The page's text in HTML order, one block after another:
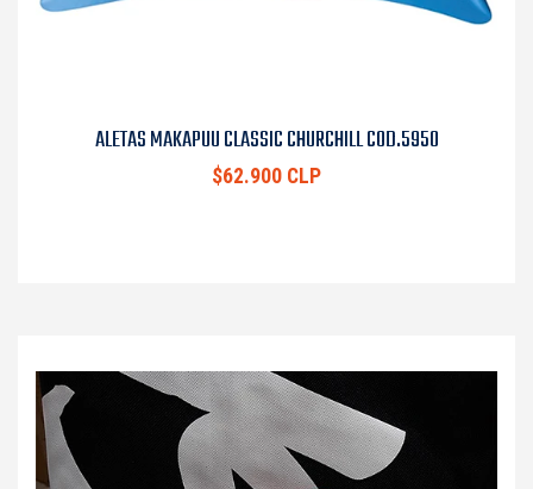
ALETAS MAKAPUU CLASSIC CHURCHILL COD.5950
$62.900 CLP